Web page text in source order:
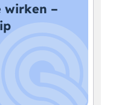
wirken –